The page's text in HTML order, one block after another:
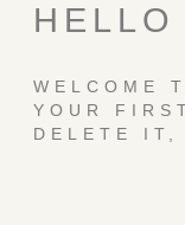
HELLO
WELCOME
YOUR
DELETE IT,